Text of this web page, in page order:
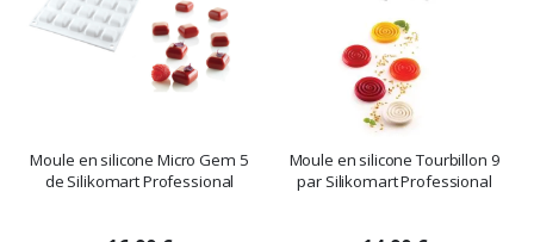
Moule en silicone Micro Gem 5
de Silikomart Professional
Moule en silicone Tourbillon 9
par Silikomart Professional